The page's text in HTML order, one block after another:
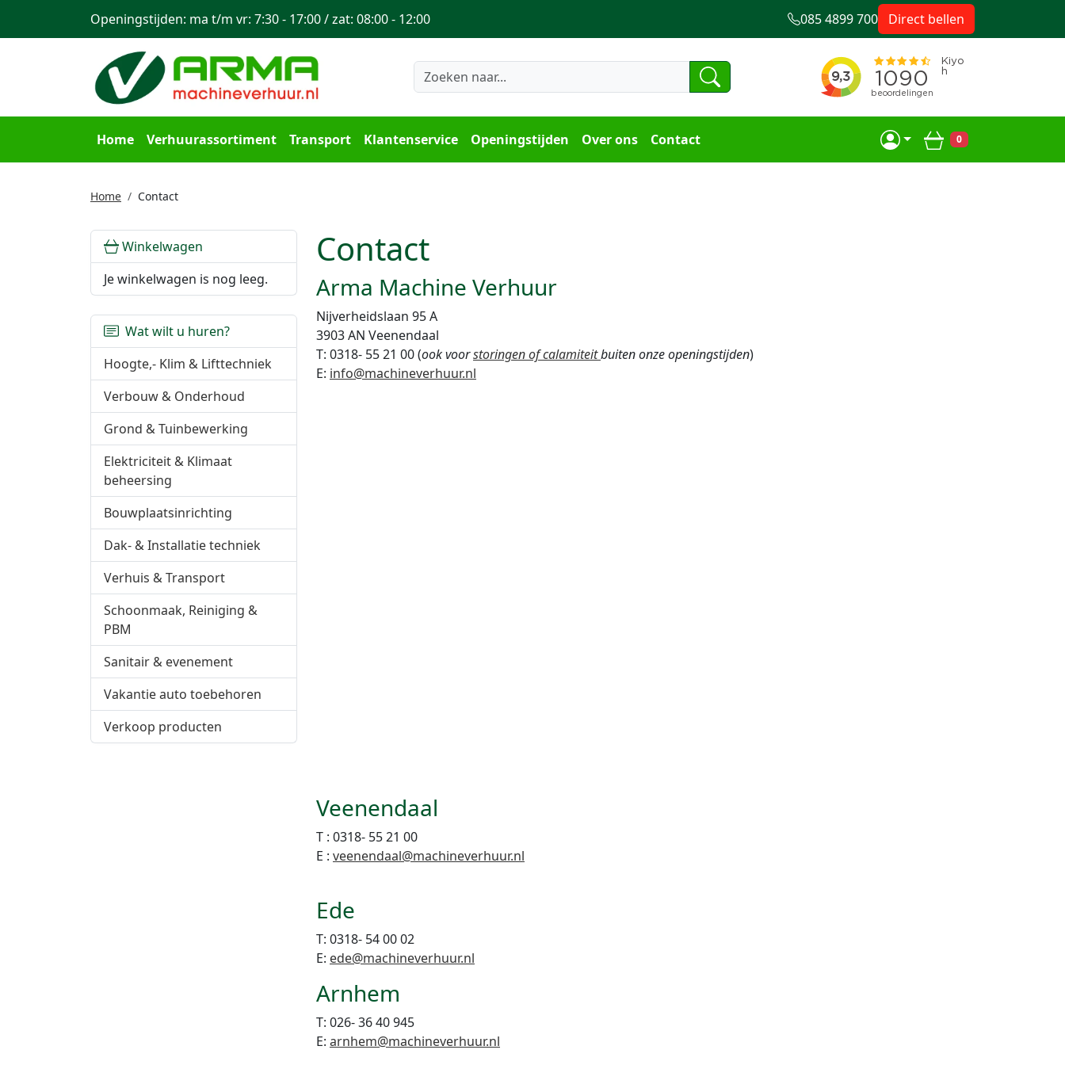
Home Verhuurassortiment Transport Klantenservice Openingstijden Over ons Contact Winkelwagen
0
Openingstijden: ma t/m vr: 7:30 - 17:00 / zat: 08:00 - 12:00 085 4899 700 Direct bellen
Home Contact
Winkelwagen
Je winkelwagen is nog leeg.
Wat wilt u huren?
Hoogte,- Klim & Lifttechniek
Verbouw & Onderhoud
Grond & Tuinbewerking
Elektriciteit & Klimaat
beheersing
Bouwplaatsinrichting
Dak- & Installatie techniek
Verhuis & Transport
Schoonmaak, Reiniging &
PBM
Sanitair & evenement
Vakantie auto toebehoren
Verkoop producten
Contact
Arma Machine Verhuur
Nijverheidslaan 95 A
3903 AN Veenendaal
T: 0318- 55 21 00 (ookvoorstoringen of calamiteitbuiten onze openingstijden)
E: info@machineverhuur.nl
Veenendaal
T : 0318- 55 21 00
E : veenendaal@machineverhuur.nl
Ede
T: 0318- 54 00 02
E: ede@machineverhuur.nl
Arnhem
T: 026- 36 40 945
E: arnhem@machineverhuur.nl